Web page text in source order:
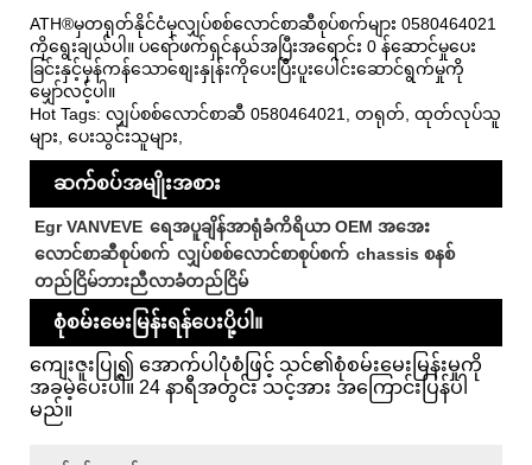
ATH®မှတရုတ်နိုင်ငံမှလျှပ်စစ်လောင်စာဆီစုပ်စက်များ 0580464021
ကိုရွေးချယ်ပါ။ ပရော်ဖက်ရှင်နယ်အပြီးအရောင်း 0 န်ဆောင်မှုပေး
ခြင်းနှင့်မှန်ကန်သောစျေးနှုန်းကိုပေးပြီးပူးပေါင်းဆောင်ရွက်မှုကို
မျှော်လင့်ပါ။
Hot Tags: လျှပ်စစ်လောင်စာဆီ 0580464021, တရုတ်, ထုတ်လုပ်သူ
များ, ပေးသွင်းသူများ,
ဆက်စပ်အမျိုးအစား
Egr VANVEVE ရေအပူချိန်အာရုံခံကိရိယာ OEM အအေး
လောင်စာဆီစုပ်စက် လျှပ်စစ်လောင်စာစုပ်စက် chassis စနစ်
တည်ငြိမ်ဘားညီလာခံတည်ငြိမ်
စုံစမ်းမေးမြန်းရန်ပေးပို့ပါ။
ကျေးဇူးပြု၍ အောက်ပါပုံစံဖြင့် သင်၏စုံစမ်းမေးမြန်းမှုကို
အခမဲ့ပေးပါ။ 24 နာရီအတွင်း သင့်အား အကြောင်းပြန်ပါ
မည်။